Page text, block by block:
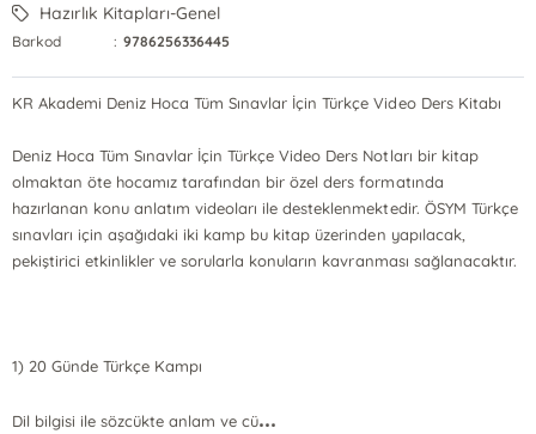
Hazırlık Kitapları-Genel
Barkod : 9786256336445
KR Akademi Deniz Hoca Tüm Sınavlar İçin Türkçe Video Ders Kitabı
Deniz Hoca Tüm Sınavlar İçin Türkçe Video Ders Notları bir kitap
olmaktan öte hocamız tarafından bir özel ders formatında
hazırlanan konu anlatım videoları ile desteklenmektedir. ÖSYM Türkçe
sınavları için aşağıdaki iki kamp bu kitap üzerinden yapılacak,
pekiştirici etkinlikler ve sorularla konuların kavranması sağlanacaktır.
1) 20 Günde Türkçe Kampı
Dil bilgisi ile sözcükte anlam ve cü...